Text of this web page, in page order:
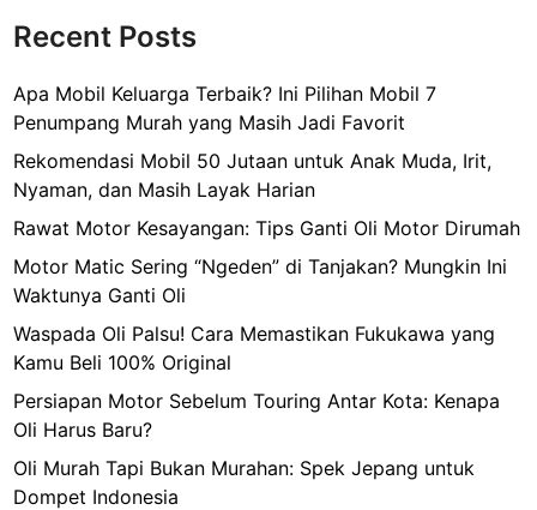
Recent Posts
Apa Mobil Keluarga Terbaik? Ini Pilihan Mobil 7
Penumpang Murah yang Masih Jadi Favorit
Rekomendasi Mobil 50 Jutaan untuk Anak Muda, Irit,
Nyaman, dan Masih Layak Harian
Rawat Motor Kesayangan: Tips Ganti Oli Motor Dirumah
Motor Matic Sering “Ngeden” di Tanjakan? Mungkin Ini
Waktunya Ganti Oli
Waspada Oli Palsu! Cara Memastikan Fukukawa yang
Kamu Beli 100% Original
Persiapan Motor Sebelum Touring Antar Kota: Kenapa
Oli Harus Baru?
Oli Murah Tapi Bukan Murahan: Spek Jepang untuk
Dompet Indonesia